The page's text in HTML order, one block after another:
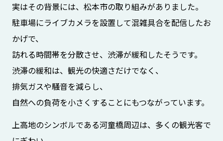
実はその背景には、松本市の取り組みがありました。
駐車場にライブカメラを設置して混雑具合を配信したお
かげで、
訪れる時間帯を分散させ、渋滞が緩和したそうです。
渋滞の緩和は、観光の快適さだけでなく、
排気ガスや騒音を減らし、
自然への負荷を小さくすることにもつながっています。
上高地のシンボルである河童橋周辺は、多くの観光客で